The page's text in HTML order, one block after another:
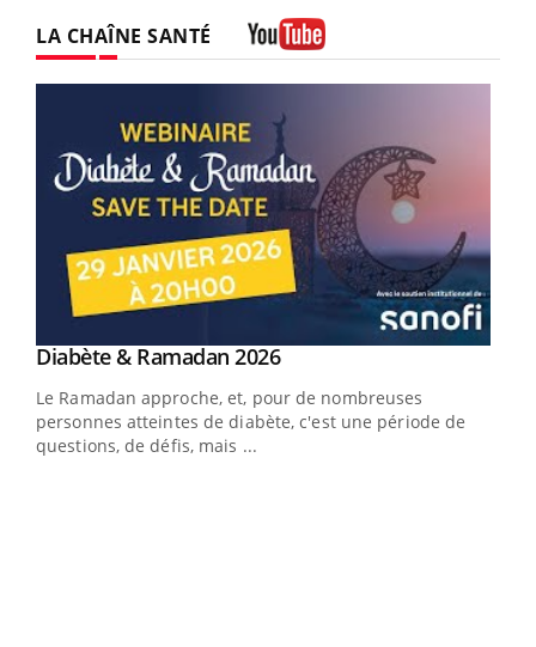
LA CHAÎNE SANTÉ
Youtube
Diabète & Ramadan 2026Youtube
Le Ramadan approche, et, pour de nombreuses
personnes atteintes de diabète, c'est une période de
questions, de défis, mais ...
Youtube
Un « jumeau numérique » pour faciliter l’accès
Un établissement lié à un groupe mutualiste innove en
matière de bilan de santé : l'utilisation d'un « jumeau